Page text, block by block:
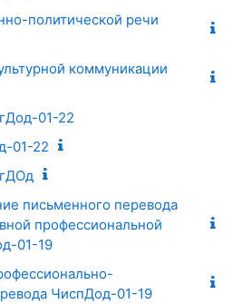
политической речи
коммуникации
01-22
01-22
письменного перевода
профессиональной
01-19
ЧиспДод-01-19